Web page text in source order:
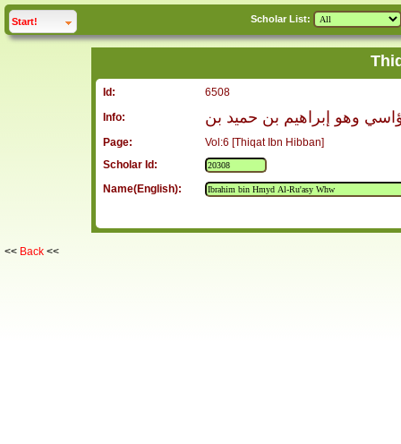
Start! click to Scholar List:
Id:
6508
Info:
وهو إبراهيم بن حميد بن
Page:
Vol:6 [Thiqat Ibn Hibban]
Scholar Id:
Name(English):
<< Back <<